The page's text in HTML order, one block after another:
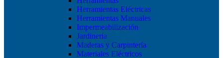
Herramientas Eléctricas
Herramientas Manuales
Impermeabilización
Jardineria
Maderas y Carpintería
Materiales Eléctricos